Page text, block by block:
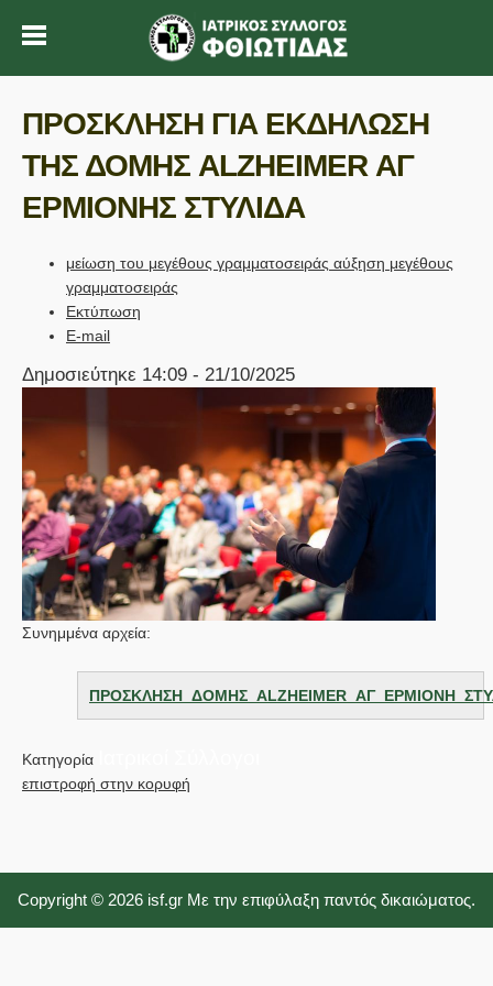
ΠΡΟΣΚΛΗΣΗ ΓΙΑ ΕΚΔΗΛΩΣΗ
ΤΗΣ ΔΟΜΗΣ ALZHEIMER ΑΓ
ΕΡΜΙΟΝΗΣ ΣΤΥΛΙΔΑ
μείωση του μεγέθους γραμματοσειράς αύξηση μεγέθους
γραμματοσειράς
Εκτύπωση
E-mail
Δημοσιεύτηκε 14:09 - 21/10/2025
Συνημμένα αρχεία:
Κατηγορία
επιστροφή στην κορυφή
Copyright © 2026 isf.gr Με την επιφύλαξη παντός δικαιώματος.